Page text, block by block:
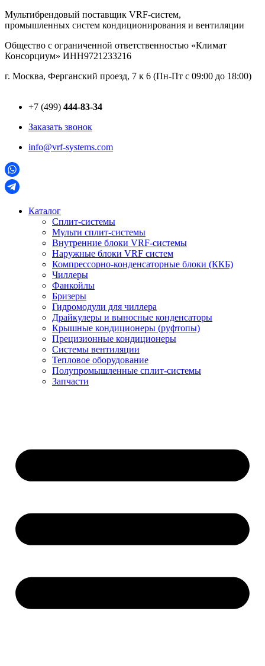
Перейти
к
Мультибрендовый поставщик VRF-cистем,
промышленных систем кондиционирования и вентиляции
Общество с ограниченной ответственностью «Климат
Консорциум» ИНН9721233216
г. Москва, Ферганский проезд, 7 к 6 (Пн-Пт с 09:00 до 18:00)
+7 (499) 444-83-34
Заказать звонок
info@vrf-systems.com
Каталог
Сплит-системы
Мульти сплит-системы
Внутренние блоки VRF-cистемы
Наружные блоки VRF cистем
Компрессорно-конденсаторные блоки (ККБ)
Чиллеры
Фанкойлы
Бризеры
Гидромодули для чиллера
Драйкулеры и выносные конденсаторы
Крышные кондиционеры (руфтопы)
Прецизионные кондиционеры
Системы вентиляции
Тепловое оборудование
Полупромышленные сплит-системы
Запчасти